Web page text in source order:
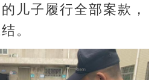
儿子履行全部案款，
。